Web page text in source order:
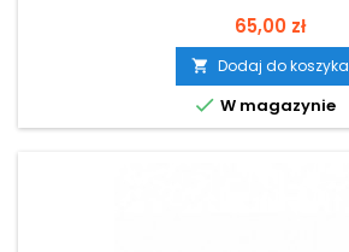
Cena
65,00 zł
 Dodaj do koszyka
 W magazynie